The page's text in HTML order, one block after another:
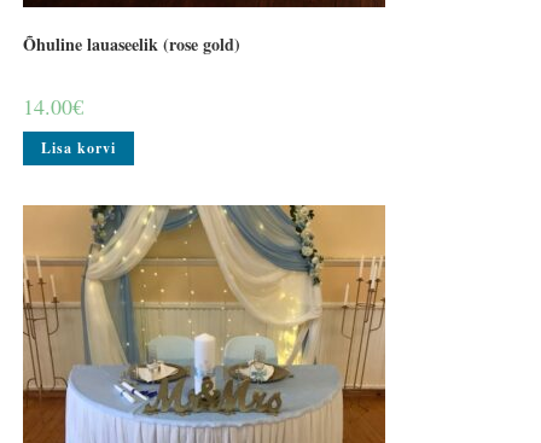
Õhuline lauaseelik (rose gold)
14.00€
Lisa korvi